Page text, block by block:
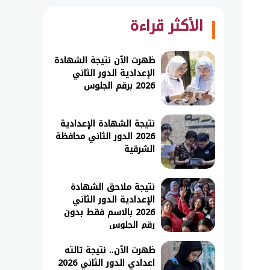
الأكثر قراءة
ظهرت الآن نتيجة الشهادة
الإعدادية الدور الثاني
2026 برقم الجلوس
نتيجة الشهادة الإعدادية
2026 الدور الثاني محافظة
الشرقية
نتيجة ملاحق الشهادة
الإعدادية الدور الثاني
2026 بالاسم فقط بدون
رقم الجلوس
ظهرت الآن.. نتيجة تالته
اعدادي الدور الثاني 2026